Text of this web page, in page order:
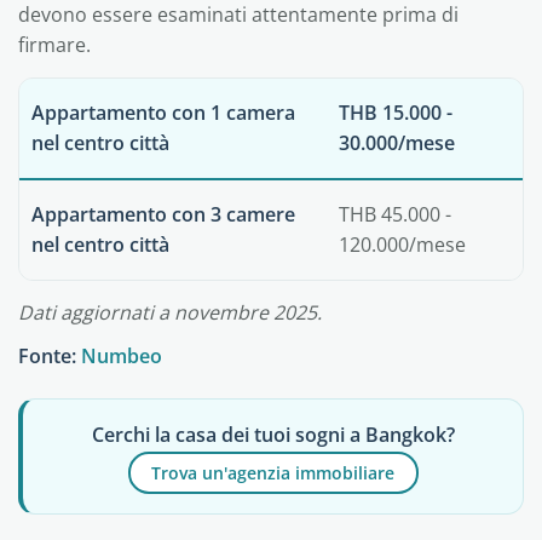
devono essere esaminati attentamente prima di
firmare.
Appartamento con 1 camera
nel centro città
THB 15.000 -
30.000/mese
Appartamento con 3 camere
nel centro città
THB 45.000 -
120.000/mese
Dati aggiornati a novembre 2025.
Fonte: Numbeo
Cerchi la casa dei tuoi sogni a Bangkok?
Trova un'agenzia immobiliare